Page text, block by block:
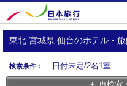
東北 宮城県 仙台のホテル・
検索条件：
日付未定/2名1室
＋ 再検索